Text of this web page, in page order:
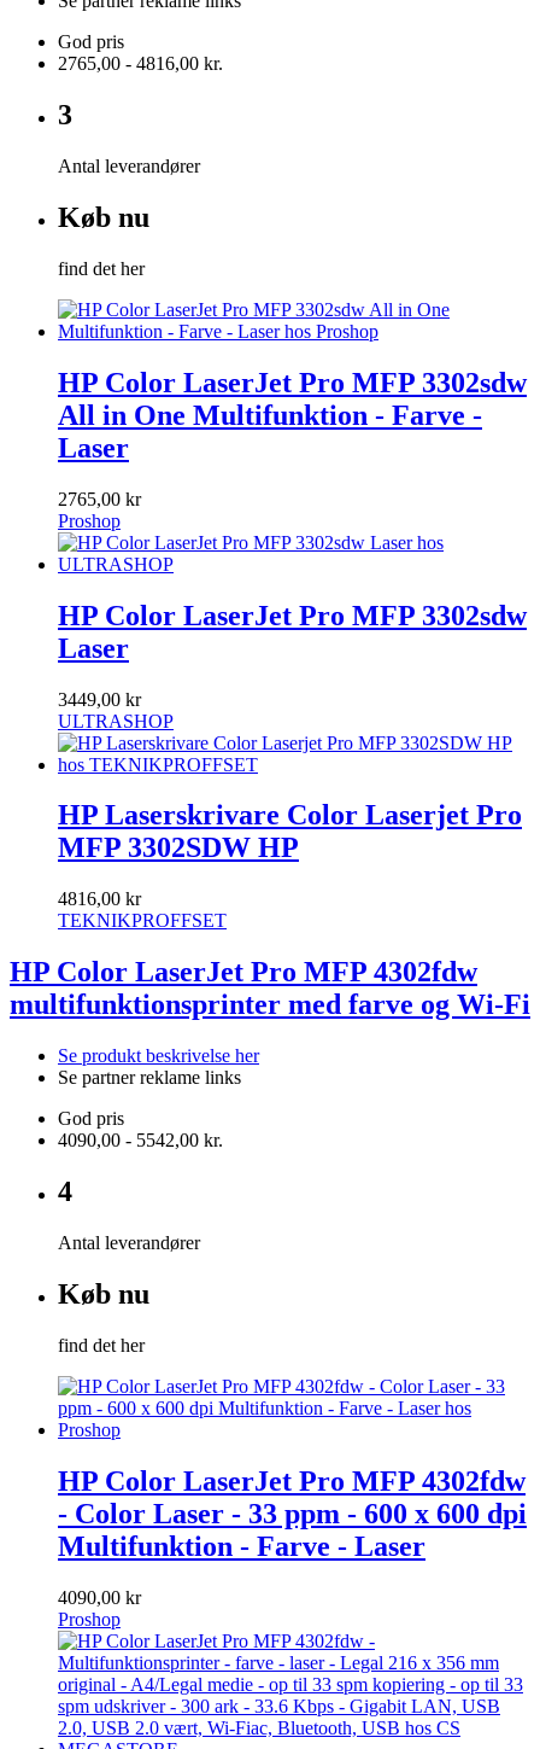
God pris
2765,00 - 4816,00 kr.
3
Antal leverandører
Køb nu
find det her
HP Color LaserJet Pro MFP 3302sdw
All in One Multifunktion - Farve -
Laser
2765,00 kr
Proshop
HP Color LaserJet Pro MFP 3302sdw
Laser
3449,00 kr
ULTRASHOP
HP Laserskrivare Color Laserjet Pro
MFP 3302SDW HP
4816,00 kr
TEKNIKPROFFSET
HP Color LaserJet Pro MFP 4302fdw
multifunktionsprinter med farve og Wi-Fi
Se produkt beskrivelse her
Se partner reklame links
God pris
4090,00 - 5542,00 kr.
4
Antal leverandører
Køb nu
find det her
HP Color LaserJet Pro MFP 4302fdw
- Color Laser - 33 ppm - 600 x 600 dpi
Multifunktion - Farve - Laser
4090,00 kr
Proshop